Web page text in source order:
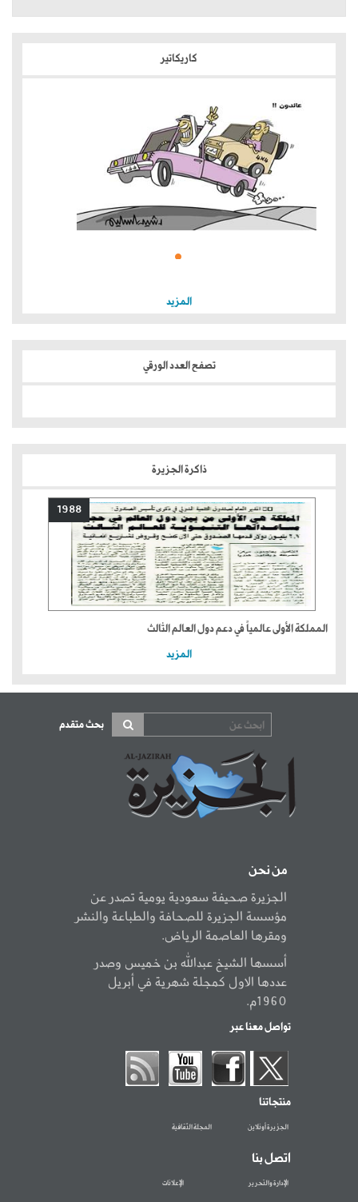
كاريكاتير
المزيد
تصفح العدد الورقي
ذاكرة الجزيرة
1988
المملكة الأولى عالمياً في دعم دول العالم الثالث
المزيد
بحث متقدم
من نحن
الجزيرة صحيفة سعودية يومية تصدر عن
مؤسسة الجزيرة للصحافة والطباعة والنشر
ومقرها العاصمة الرياض.
أسسها الشيخ عبدالله بن خميس وصدر
عددها الاول كمجلة شهرية في أبريل
1960م.
تواصل معنا عبر
منتجاتنا
الجزيرة أونلاين المجلة الثقافية
اتصل بنا
الإدارة والتحرير الإعلانات